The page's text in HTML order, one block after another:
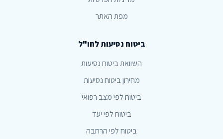
מפת האתר
ביטוח נסיעות לחו"ל
השוואת ביטוח נסיעות
מחירון ביטוח נסיעות
ביטוח לפי מצב רפואי
ביטוח לפי יעד
ביטוח לפי הרחבה